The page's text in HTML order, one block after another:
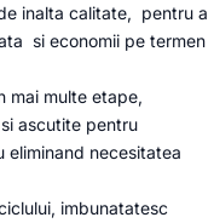
inalta calitate, pentru a
si economii pe termen
mai multe etape,
ascutite pentru
eliminand necesitatea
imbunatatesc